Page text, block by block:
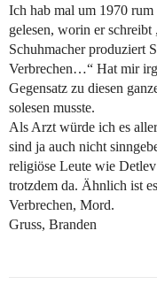
Ich hab mal um 1970
gelesen, worin er
Schuhmacher produziert
Verbrechen…“ Hat mir
Gegensatz zu diesen
solesen musste.
Als Arzt würde ich es
sind ja auch nicht
religiöse Leute wie
trotzdem da. Ähnlich ist
Verbrechen, Mord.
Gruss, Branden